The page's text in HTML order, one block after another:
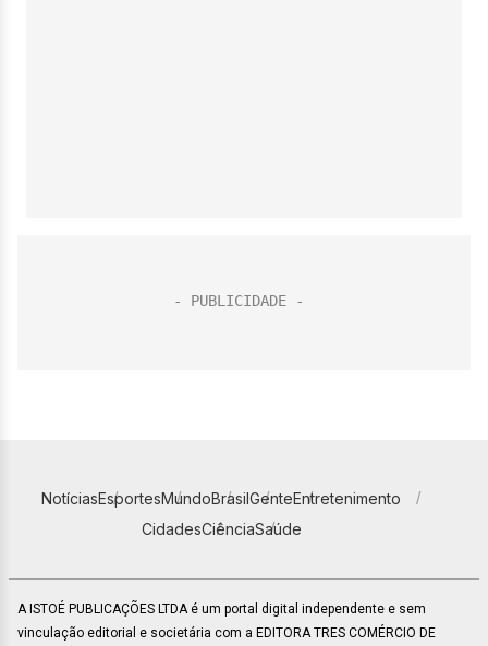
NotíciasEsportesMundoBrasilGenteEntretenimento
CidadesCiênciaSaúde
A ISTOÉ PUBLICAÇÕES LTDA é um portal digital independente e sem
vinculação editorial e societária com a EDITORA TRES COMÉRCIO DE